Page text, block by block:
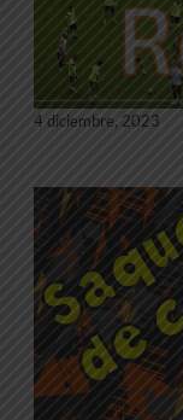
4 diciembre, 2023